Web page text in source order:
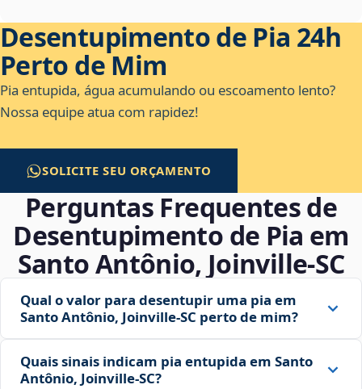
Desentupimento de Pia 24h
Perto de Mim
Pia entupida, água acumulando ou escoamento lento?
Nossa equipe atua com rapidez!
SOLICITE SEU ORÇAMENTO
Perguntas Frequentes de
Desentupimento de Pia em
Santo Antônio, Joinville‑SC
Qual o valor para desentupir uma pia em
Santo Antônio, Joinville‑SC perto de mim?
Quais sinais indicam pia entupida em Santo
Antônio, Joinville‑SC?